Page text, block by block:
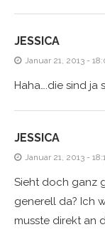
JESSICA
Januar 21, 2013 -
Haha….die sind ja
JESSICA
Januar 21, 2013 -
Sieht doch ganz
generell da? Ich
musste direkt an